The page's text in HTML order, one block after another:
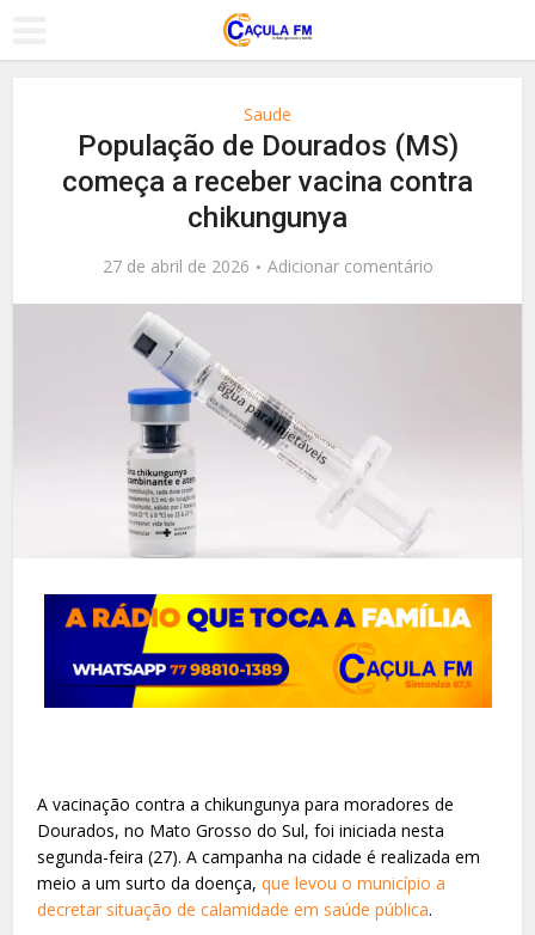
Saude
População de Dourados (MS)
começa a receber vacina contra
chikungunya
27 de abril de 2026 Adicionar comentário
A vacinação contra a chikungunya para moradores de
Dourados, no Mato Grosso do Sul, foi iniciada nesta
segunda-feira (27). A campanha na cidade é realizada em
meio a um surto da doença,que levou o município a
decretar situação de calamidade em saúde pública.